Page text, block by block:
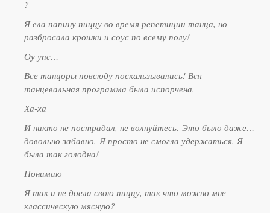
?
Я ела папину пиццу во время репетиции танца, но
разбросала крошки и соус по всему полу!
Оу упс…
Все танцоры повсюду поскальзывались! Вся
танцевальная программа была испорчена.
Ха-ха
И никто не пострадал, не волнуйтесь. Это было даже…
довольно забавно. Я просто не смогла удержаться. Я
была так голодна!
Понимаю
Я так и не доела свою пиццу, так что можно мне
классическую мясную?